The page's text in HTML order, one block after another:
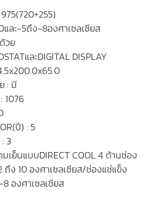
ละ-5ถึง-8องศาเซลเซียส
วย
และDIGITAL DISPLAY
: มี
1076
ปี) : 5
3
เย็นแบบDIRECT COOL 4 ด้านช่อง
ถึง 10 องศาเซลเซียส/ช่องแช่แข็ง
องศาเซลเซียส